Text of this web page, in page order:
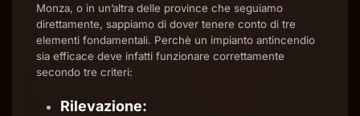
Monza, o in un’altra delle province che seguiamo
direttamente, sappiamo di dover tenere conto di tre
elementi fondamentali. Perchè un impianto antincendio
sia efficace deve infatti funzionare correttamente
secondo tre criteri:
Rilevazione: